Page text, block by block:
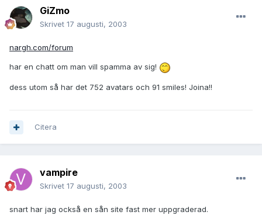
GiZmo
Skrivet 17 augusti, 2003
nargh.com/forum
har en chatt om man vill spamma av sig!
dess utom så har det 752 avatars och 91 smiles! Joina!!
Citera
vampire
Skrivet 17 augusti, 2003
snart har jag också en sån site fast mer uppgraderad.